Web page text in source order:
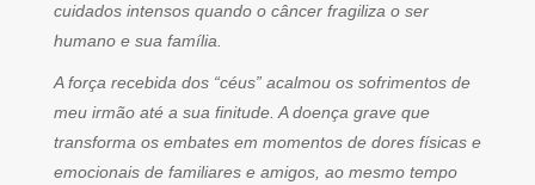
cuidados intensos quando o câncer fragiliza o ser
humano e sua família.
A força recebida dos “céus” acalmou os sofrimentos de
meu irmão até a sua finitude. A doença grave que
transforma os embates em momentos de dores físicas e
emocionais de familiares e amigos, ao mesmo tempo